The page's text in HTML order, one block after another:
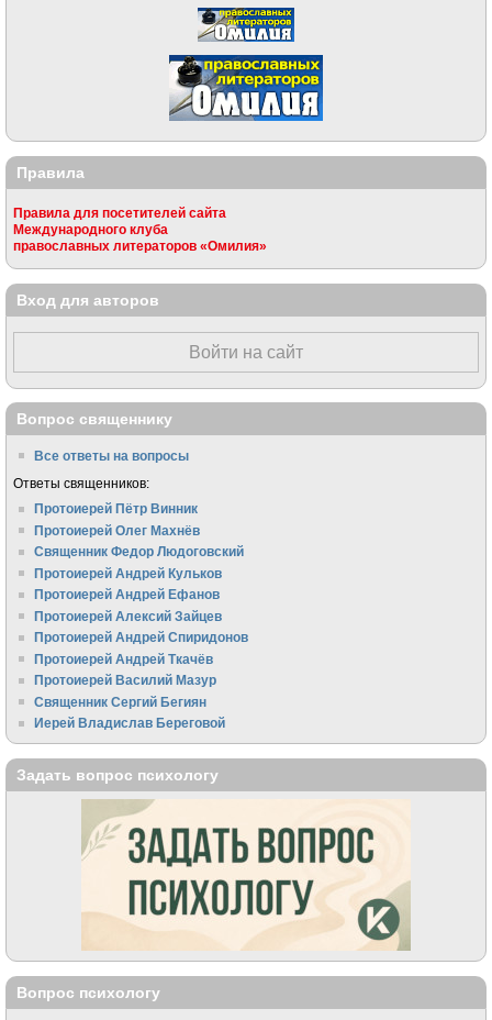
Правила
Правила для посетителей сайта
Международного клуба
православных литераторов «Омилия»
Вход для авторов
Войти на сайт
Вопрос священнику
Все ответы на вопросы
Ответы священников:
Протоиерей Пётр Винник
Протоиерей Олег Махнёв
Священник Федор Людоговский
Протоиерей Андрей Кульков
Протоиерей Андрей Ефанов
Протоиерей Алексий Зайцев
Протоиерей Андрей Спиридонов
Протоиерей Андрей Ткачёв
Протоиерей Василий Мазур
Священник Сергий Бегиян
Иерей Владислав Береговой
Задать вопрос психологу
Вопрос психологу